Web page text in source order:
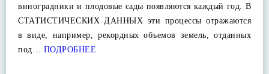
виноградники и плодовые сады появляются каждый год. В
СТАТИСТИЧЕСКИХ ДАННЫХ эти процессы отражаются
в виде, например, рекордных объемов земель, отданных
под… ПОДРОБНЕЕ